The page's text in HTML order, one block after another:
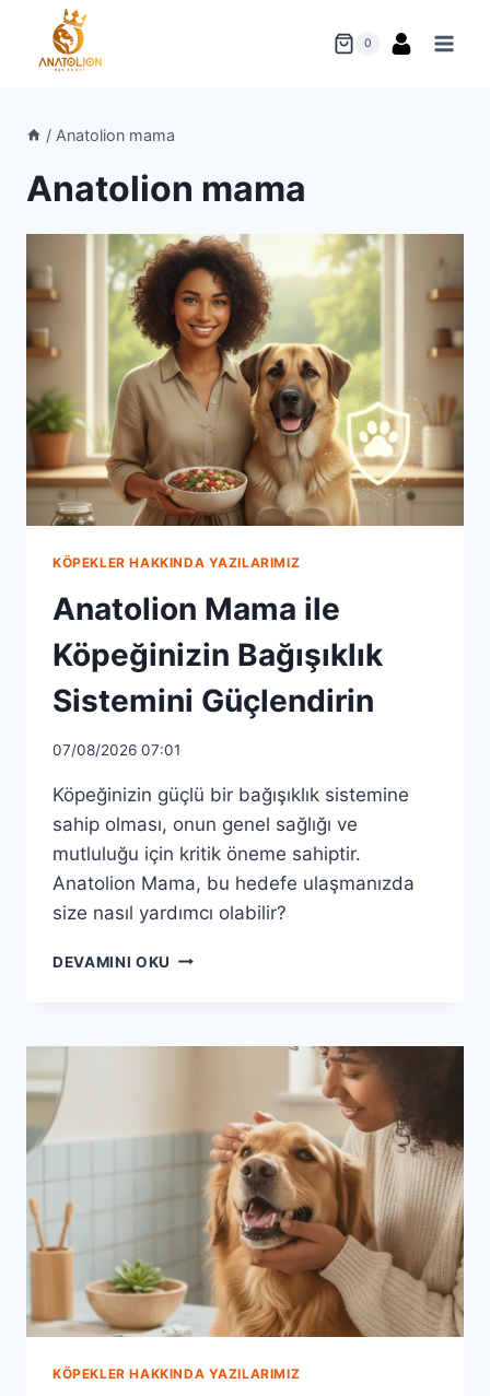
content
0
/ Anatolion mama
Anatolion mama
KÖPEKLER HAKKINDA YAZILARIMIZ
Anatolion Mama ile
Köpeğinizin Bağışıklık
Sistemini Güçlendirin
07/08/2026 07:01
Köpeğinizin güçlü bir bağışıklık sistemine
sahip olması, onun genel sağlığı ve
mutluluğu için kritik öneme sahiptir.
Anatolion Mama, bu hedefe ulaşmanızda
size nasıl yardımcı olabilir?
DEVAMINI OKU ANATOLION
BAĞIŞIKLIK
KÖPEKLER HAKKINDA YAZILARIMIZ